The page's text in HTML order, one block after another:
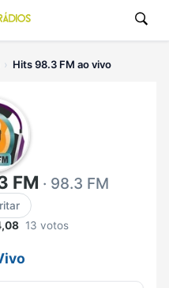
Hits 98.3 FM ao vivo
FM · 98.3 FM
13 votos